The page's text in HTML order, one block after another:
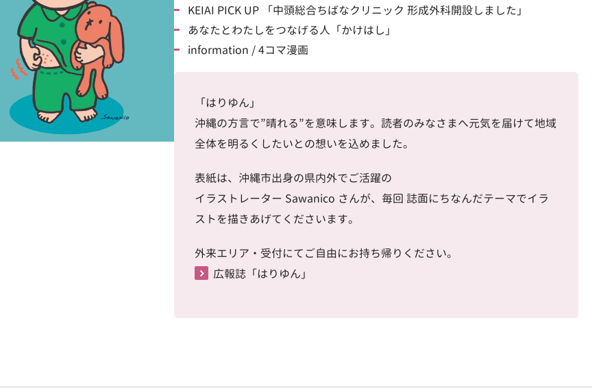
KEIAI PICK UP 「中頭総合ちばなクリニック 形成外科開設しました」
あなたとわたしをつなげる人「かけはし」
information / 4コマ漫画
「はりゆん」
沖縄の方言で”晴れる”を意味します。読者のみなさまへ元気を届けて地域
全体を明るくしたいとの想いを込めました。
表紙は、沖縄市出身の県内外でご活躍の
イラストレーター Sawanico さんが、毎回 誌面にちなんだテーマでイラ
ストを描きあげてくださいます。
外来エリア・受付にてご自由にお持ち帰りください。
広報誌「はりゆん」